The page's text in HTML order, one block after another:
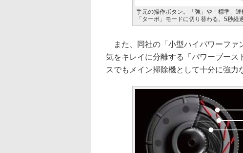
手元の操作ボタン。「強」や「標準」
「ターボ」モードに切り替わる。5秒
また、同社の「小型ハイパワーファ
気をキレイに分離する「パワーブース
スでもメイン掃除機として十分に強力